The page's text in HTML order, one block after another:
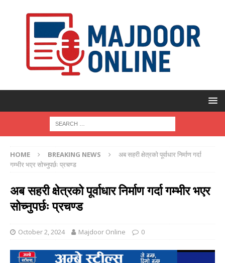
HOME BREAKING NEWS
अब सहरी क्षेत्रको पूर्वाधार निर्माण गर्दा
गम्भीर भएर सोच्नुपर्छः प्रचण्ड
अब सहरी क्षेत्रको पूर्वाधार निर्माण गर्दा गम्भीर भएर
सोच्नुपर्छः प्रचण्ड
October 2, 2024 Majdoor Online 0